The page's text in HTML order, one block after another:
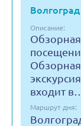
Волгоград
Описание:
Обзорная
входит
Маршрут дня: